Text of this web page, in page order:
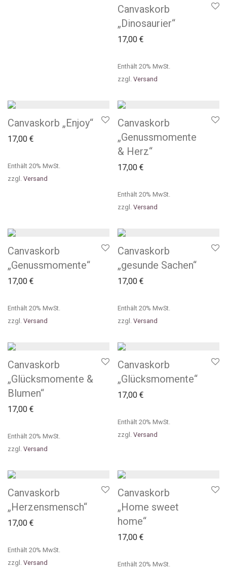
Canvaskorb
„Dinosaurier“
17,00 €
Enthält 20% MwSt.
zzgl. Versand
Canvaskorb „Enjoy“
17,00 €
Enthält 20% MwSt.
zzgl. Versand
Canvaskorb
„Genussmomente
& Herz“
17,00 €
Enthält 20% MwSt.
zzgl. Versand
Canvaskorb
„Genussmomente“
17,00 €
Enthält 20% MwSt.
zzgl. Versand
Canvaskorb
„gesunde Sachen“
17,00 €
Enthält 20% MwSt.
zzgl. Versand
Canvaskorb
„Glücksmomente &
Blumen“
17,00 €
Enthält 20% MwSt.
zzgl. Versand
Canvaskorb
„Glücksmomente“
17,00 €
Enthält 20% MwSt.
zzgl. Versand
Canvaskorb
„Herzensmensch“
17,00 €
Enthält 20% MwSt.
zzgl. Versand
Canvaskorb
„Home sweet
home“
17,00 €
Enthält 20% MwSt.